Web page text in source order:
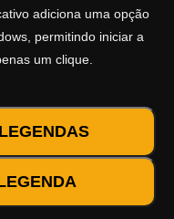
adiciona uma opção
permitindo iniciar a
um clique.